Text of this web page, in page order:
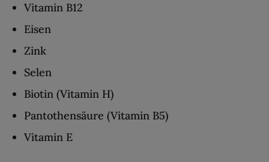
Vitamin B12
Eisen
Zink
Selen
Biotin (Vitamin H)
Pantothensäure (Vitamin B5)
Vitamin E